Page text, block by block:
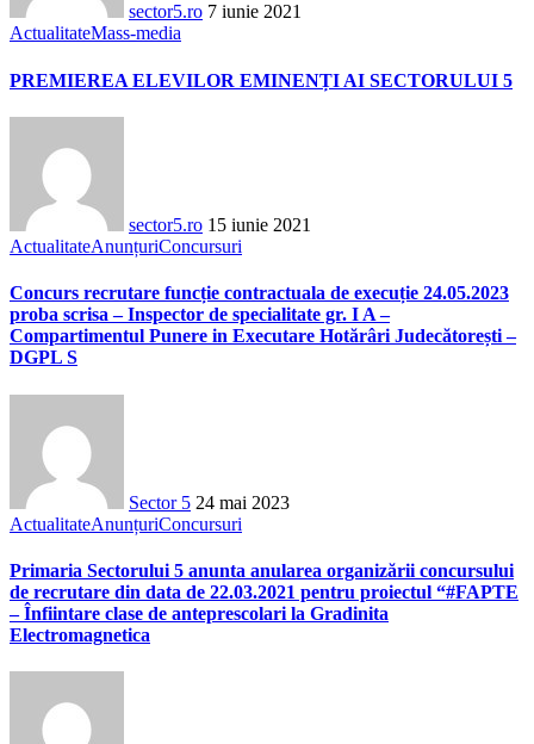
sector5.ro 7 iunie 2021
ActualitateMass-media
PREMIEREA ELEVILOR EMINENȚI AI SECTORULUI 5
sector5.ro 15 iunie 2021
ActualitateAnunțuriConcursuri
Concurs recrutare funcție contractuala de execuție 24.05.2023
proba scrisa – Inspector de specialitate gr. I A –
Compartimentul Punere in Executare Hotărâri Judecătorești –
DGPL S
Sector 5 24 mai 2023
ActualitateAnunțuriConcursuri
Primaria Sectorului 5 anunta anularea organizării concursului
de recrutare din data de 22.03.2021 pentru proiectul “#FAPTE
– Înfiintare clase de anteprescolari la Gradinita
Electromagnetica